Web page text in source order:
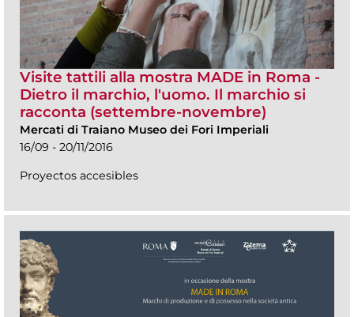
Visite tattili alla mostra MADE in Roma -
Dietro il marchio, l'uomo. Il marchio si
racconta (settembre-novembre)
Mercati di Traiano Museo dei Fori Imperiali
16/09 - 20/11/2016
Proyectos accesibles